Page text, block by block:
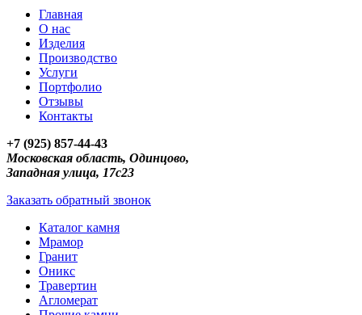
Главная
О нас
Изделия
Производство
Услуги
Портфолио
Отзывы
Контакты
+7 (925) 857-44-43
Московская область, Одинцово,
Западная улица, 17с23
Заказать обратный звонок
Каталог камня
Мрамор
Гранит
Оникс
Травертин
Агломерат